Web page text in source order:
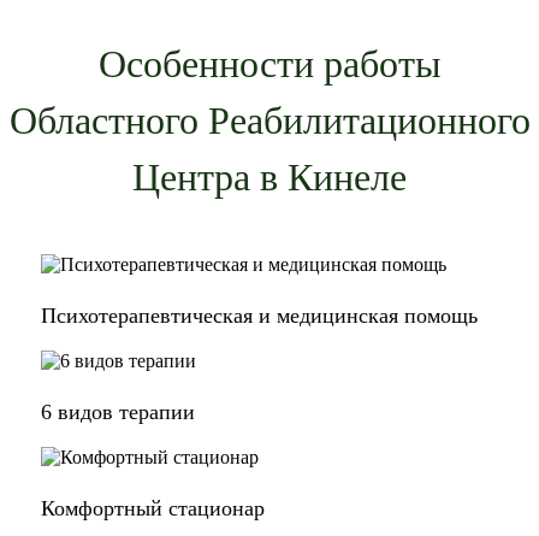
Особенности работы
Областного Реабилитационного
Центра в Кинеле
Психотерапевтическая и медицинская помощь
6 видов терапии
Комфортный стационар